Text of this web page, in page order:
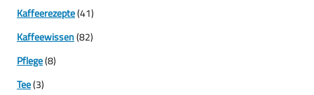
Kaffeerezepte(41)
Kaffeewissen(82)
Pflege(8)
Tee(3)